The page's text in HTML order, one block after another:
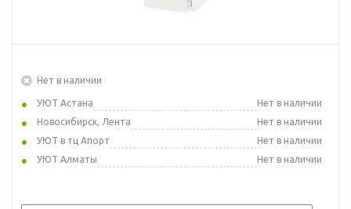
Нет в наличии
УЮТ Астана
Нет в наличии
Новосибирск, Лента
Нет в наличии
УЮТ в тц Апорт
Нет в наличии
УЮТ Алматы
Нет в наличии